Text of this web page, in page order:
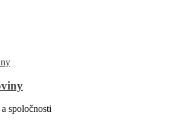
spoločnosti